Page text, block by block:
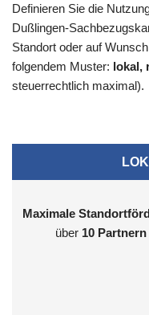
Definieren Sie die
Dußlingen-
Standort oder auf
folgendem Muster: lokal,
steuerrechtlich maximal).
Maximale
über 10 Partnern